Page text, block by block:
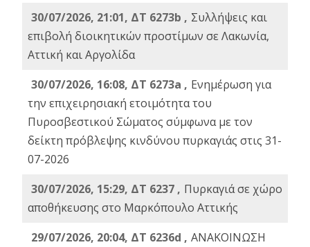
30/07/2026, 21:01, ΔΤ 6273b , Συλλήψεις και
επιβολή διοικητικών προστίμων σε Λακωνία,
Αττική και Αργολίδα
30/07/2026, 16:08, ΔΤ 6273a , Ενημέρωση για
την επιχειρησιακή ετοιμότητα του
Πυροσβεστικού Σώματος σύμφωνα με τον
δείκτη πρόβλεψης κινδύνου πυρκαγιάς στις 31-
07-2026
30/07/2026, 15:29, ΔΤ 6237 , Πυρκαγιά σε χώρο
αποθήκευσης στο Μαρκόπουλο Αττικής
29/07/2026, 20:04, ΔΤ 6236d , ΑΝΑΚΟΙΝΩΣΗ